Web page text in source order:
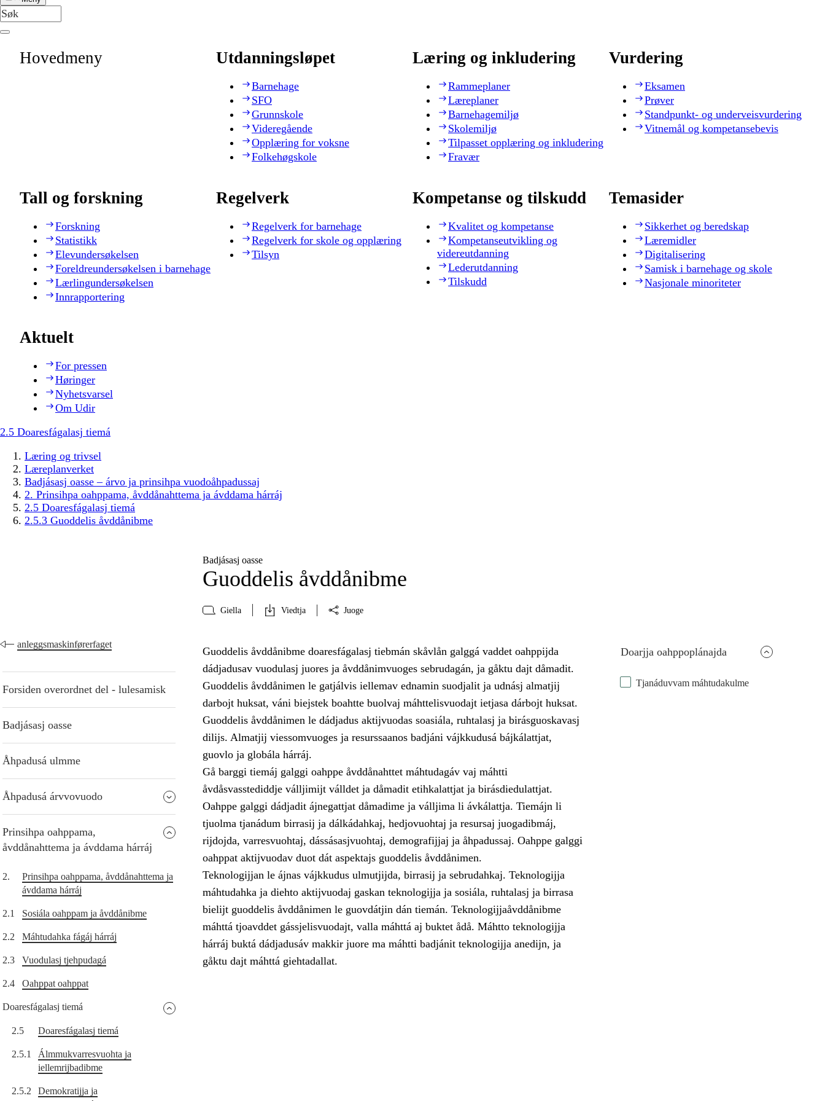
Hovedmeny Utdanningsløpet
Barnehage
SFO
Grunnskole
Videregående
Opplæring for voksne
Folkehøgskole
Læring og inkludering
Rammeplaner
Læreplaner
Barnehagemiljø
Skolemiljø
Tilpasset opplæring og inkludering
Fravær
Vurdering
Eksamen
Prøver
Standpunkt- og underveisvurdering
Vitnemål og kompetansebevis
Tall og forskning
Forskning
Statistikk
Elevundersøkelsen
Foreldreundersøkelsen i barnehage
Lærlingundersøkelsen
Innrapportering
Regelverk
Regelverk for barnehage
Regelverk for skole og opplæring
Tilsyn
Kompetanse og tilskudd
Kvalitet og kompetanse
Kompetanseutvikling og
videreutdanning
Lederutdanning
Tilskudd
Temasider
Sikkerhet og beredskap
Læremidler
Digitalisering
Samisk i barnehage og skole
Nasjonale minoriteter
Aktuelt
For pressen
Høringer
Nyhetsvarsel
Om Udir
2.5 Doaresfágalasj tiemá
Læring og trivsel
Læreplanverket
Badjásasj oasse – árvo ja prinsihpa vuodoåhpadussaj
2. Prinsihpa oahppama, åvddånahttema ja ávddama hárráj
2.5 Doaresfágalasj tiemá
2.5.3 Guoddelis åvddånibme
Badjásasj oasse
Guoddelis åvddånibme
Giella Viedtja Juoge
anleggsmaskinførerfaget
Forsiden overordnet del - lulesamisk
Badjásasj oasse
Åhpadusá ulmme
Åhpadusá árvvovuodo
Prinsihpa oahppama,
åvddånahttema ja ávddama hárráj
2.
Prinsihpa oahppama, åvddånahttema ja
ávddama hárráj
2.1 Sosiála oahppam ja åvddånibme
2.2 Máhtudahka fágáj hárráj
2.3 Vuodulasj tjehpudagá
2.4 Oahppat oahppat
Doaresfágalasj tiemá
2.5 Doaresfágalasj tiemá
2.5.1
Álmmukvarresvuohta ja
iellemrijbadibme
2.5.2
Demokratijja ja
Doarjja oahppoplánajda
Tjanáduvvam máhtudakulme
Guoddelis åvddånibme doaresfágalasj tiebmán skåvlån galggá vaddet oahppijda
dádjadusav vuodulasj juores ja åvddånimvuoges sebrudagán, ja gåktu dajt dåmadit.
Guoddelis åvddånimen le gatjálvis iellemav ednamin suodjalit ja udnásj almatjij
darbojt huksat, váni biejstek boahtte buolvaj máhttelisvuodajt ietjasa dárbojt huksat.
Guoddelis åvddånimen le dádjadus aktijvuodas soasiála, ruhtalasj ja birásguoskavasj
dilijs. Almatjij viessomvuoges ja resurssaanos badjáni vájkkudusá bájkálattjat,
guovlo ja globála hárráj.
Gå barggi tiemáj galggi oahppe åvddånahttet máhtudagáv vaj máhtti
åvdåsvasstediddje válljimijt válldet ja dåmadit etihkalattjat ja birásdiedulattjat.
Oahppe galggi dádjadit ájnegattjat dåmadime ja válljima li ávkálattja. Tiemájn li
tjuolma tjanádum birrasij ja dálkádahkaj, hedjovuohtaj ja resursaj juogadibmáj,
rijdojda, varresvuohtaj, dássásasjvuohtaj, demografijjaj ja åhpadussaj. Oahppe galggi
oahppat aktijvuodav duot dát aspektajs guoddelis åvddånimen.
Teknologijjan le ájnas vájkkudus ulmutjijda, birrasij ja sebrudahkaj. Teknologijja
máhtudahka ja diehto aktijvuodaj gaskan teknologijja ja sosiála, ruhtalasj ja birrasa
bielijt guoddelis åvddånimen le guovdátjin dán tiemán. Teknologijjaåvddånibme
máhttá tjoavddet gássjelisvuodajt, valla máhttá aj buktet ådå. Máhtto teknologijja
hárráj buktá dádjadusáv makkir juore ma máhtti badjánit teknologijja anedijn, ja
gåktu dajt máhttá giehtadallat.